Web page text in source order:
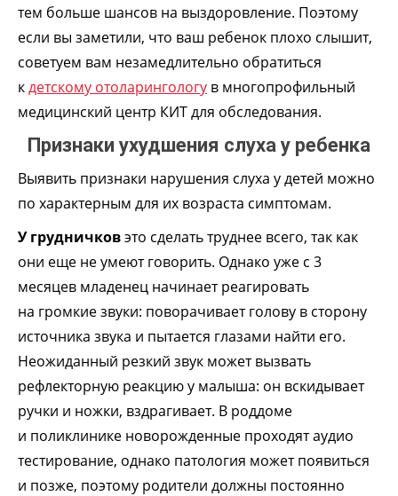
тем больше шансов на выздоровление. Поэтому
если вы заметили, что ваш ребенок плохо слышит,
советуем вам незамедлительно обратиться
кдетскому отоларингологу в многопрофильный
медицинский центр КИТ для обследования.
Признаки ухудшения слуха у ребенка
Выявить признаки нарушения слуха у детей можно
по характерным для их возраста симптомам.
У грудничковэто сделать труднее всего, так как
они еще не умеют говорить. Однако уже с 3
месяцев младенец начинает реагировать
на громкие звуки: поворачивает голову в сторону
источника звука и пытается глазами найти его.
Неожиданный резкий звук может вызвать
рефлекторную реакцию у малыша: он вскидывает
ручки и ножки, вздрагивает. В роддоме
и поликлинике новорожденные проходят аудио
тестирование, однако патология может появиться
и позже, поэтому родители должны постоянно